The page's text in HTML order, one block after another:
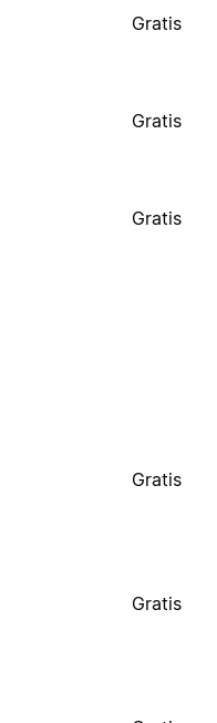
Gratis
Gratis
Gratis
Gratis
Gratis